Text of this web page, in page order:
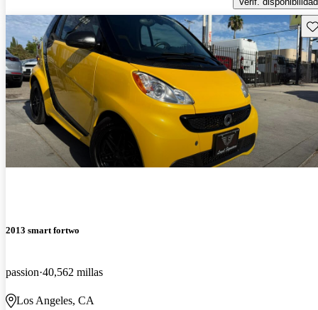
2013 smart fortwo
passion 40,562 millas
Los Angeles, CA